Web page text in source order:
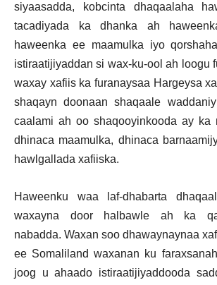
siyaasadda, kobcinta dhaqaalaha
tacadiyada ka dhanka ah
haweenka ee maamulka iyo
istiraatijiyaddan si wax-ku-ool ah loogu
waxay xafiis ka furanaysaa Hargeysa
shaqayn doonaan shaqaale
caalami ah oo shaqooyinkooda ay ka
dhinaca maamulka, dhinaca
hawlgallada xafiiska.
Haweenku waa laf-dhabarta
waxayna door halbawle ah ka
nabadda. Waxan soo dhawaynaynaa
ee Somaliland waxanan ku
joog u ahaado istiraatijiyaddooda